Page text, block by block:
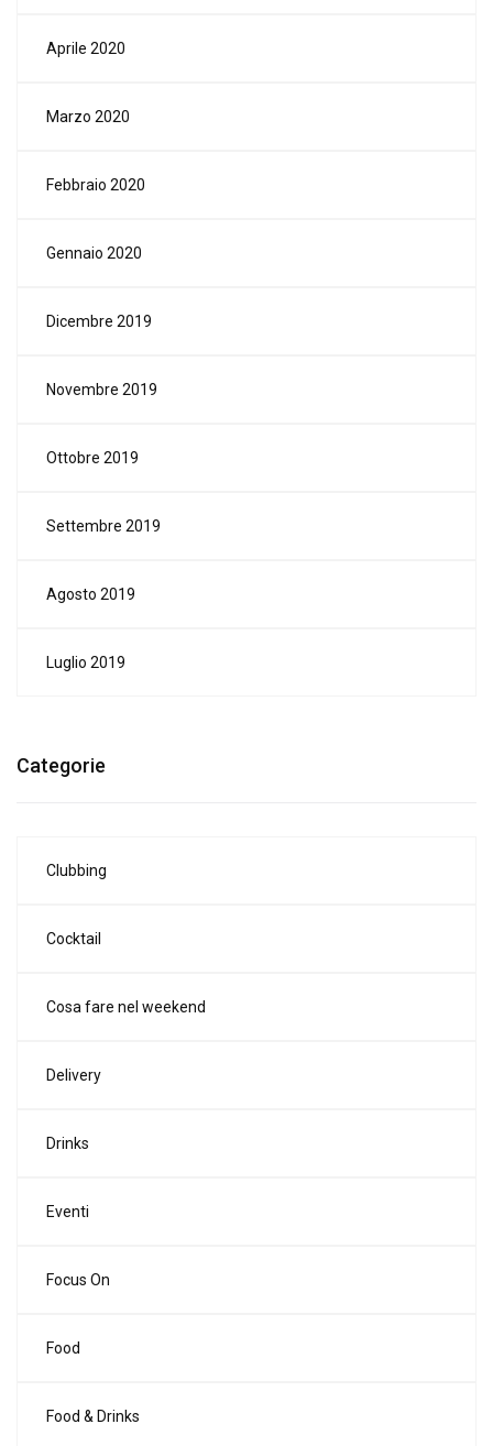
Aprile 2020
Marzo 2020
Febbraio 2020
Gennaio 2020
Dicembre 2019
Novembre 2019
Ottobre 2019
Settembre 2019
Agosto 2019
Luglio 2019
Categorie
Clubbing
Cocktail
Cosa fare nel weekend
Delivery
Drinks
Eventi
Focus On
Food
Food & Drinks